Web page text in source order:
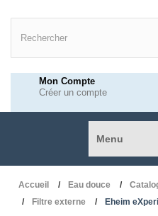
Mon Compte
Créer un compte
Menu
Accueil Eau douce
Filtre externe
Eheim